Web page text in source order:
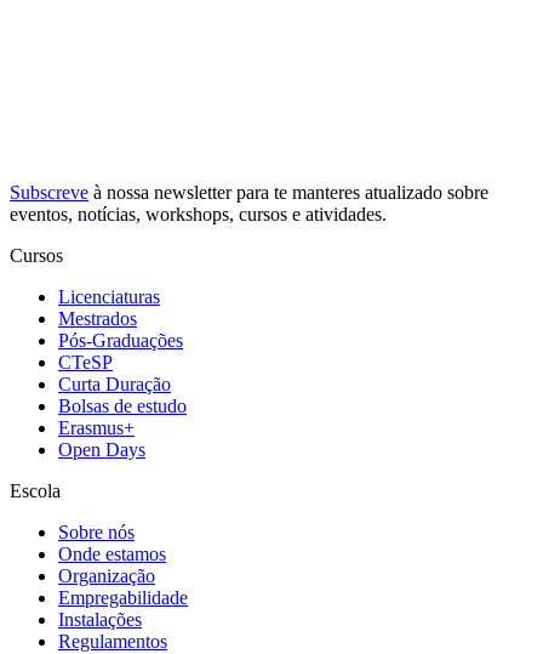
Subscreve à nossa newsletterpara te manteres atualizado sobre
eventos, notícias, workshops, cursos e atividades.
Cursos
Licenciaturas
Mestrados
Pós-Graduações
CTeSP
Curta Duração
Bolsas de estudo
Erasmus+
Open Days
Escola
Sobre nós
Onde estamos
Organização
Empregabilidade
Instalações
Regulamentos